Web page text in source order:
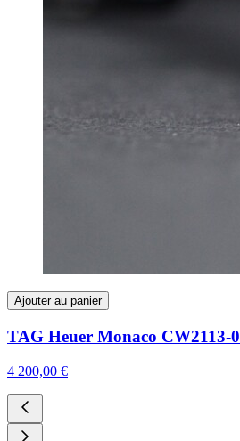
Ajouter au panier
TAG Heuer Monaco CW2113-0
4 200,00 €